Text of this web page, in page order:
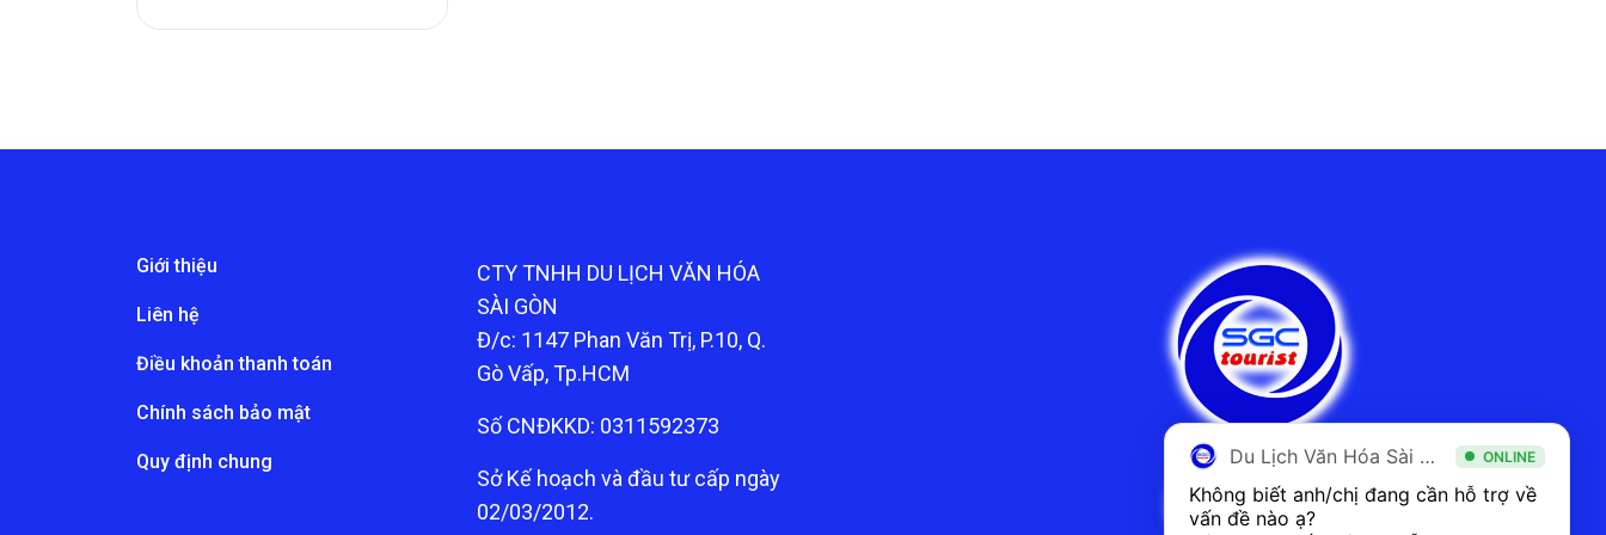
Giới thiệu
Liên hệ
Điều khoản thanh toán
Chính sách bảo mật
Quy định chung
CTY TNHH DU LỊCH VĂN HÓA
SÀI GÒN
Đ/c: 1147 Phan Văn Trị, P.10, Q.
Gò Vấp, Tp.HCM
Số CNĐKKD: 0311592373
Sở Kế hoạch và đầu tư cấp ngày
02/03/2012.
Du Lịch Văn Hóa Sài Gòn ONLINE
Không biết anh/chị đang cần hỗ trợ về
vấn đề nào ạ?